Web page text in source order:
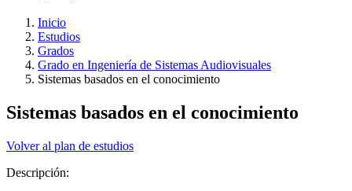
Inicio
Estudios
Grados
Grado en Ingeniería de Sistemas Audiovisuales
Sistemas basados en el conocimiento
Sistemas basados en el conocimiento
Volver al plan de estudios
Descripción: